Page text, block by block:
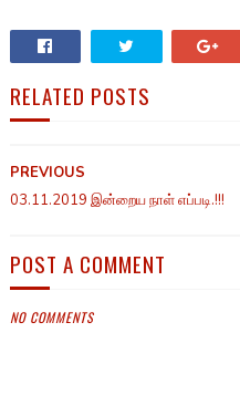
RELATED POSTS
PREVIOUS
03.11.2019 இன்றைய நாள் எப்படி.!!!
POST A COMMENT
NO COMMENTS